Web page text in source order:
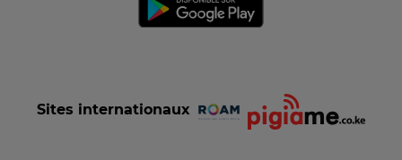
Sites internationaux